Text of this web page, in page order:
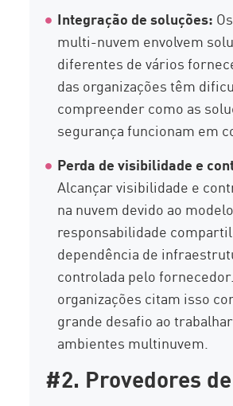
Integração de soluções:
multi-nuvem envolvem
diferentes de vários
das organizações têm
compreender como as
segurança funcionam em
Perda de visibilidade e
Alcançar visibilidade e
na nuvem devido ao
responsabilidade
dependência de
controlada pelo
organizações citam isso
grande desafio ao
ambientes multinuvem.
#2. Provedores